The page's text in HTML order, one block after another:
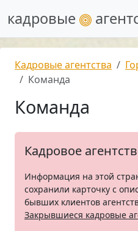
кадровые
Кадровые агентства
Команда
Команда
Кадровое
Информация на этой
сохранили карточку с
бывших клиентов
Закрывшиеся кадровые